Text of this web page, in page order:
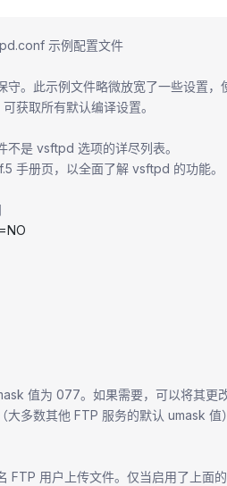
示例配置文件
守。此示例文件略微放宽了一些设置，
获取所有默认编译设置。
不是 vsftpd 选项的详尽列表。
手册页，以全面了解 vsftpd 的功能。
=NO
值为 077。如果需要，可以将其更
大多数其他 FTP 服务的默认 umask 值
FTP 用户上传文件。仅当启用了上面